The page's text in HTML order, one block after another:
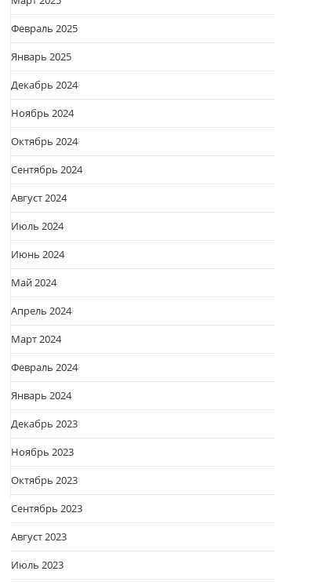
Февраль 2025
Январь 2025
Декабрь 2024
Ноябрь 2024
Октябрь 2024
Сентябрь 2024
Август 2024
Июль 2024
Июнь 2024
Май 2024
Апрель 2024
Март 2024
Февраль 2024
Январь 2024
Декабрь 2023
Ноябрь 2023
Октябрь 2023
Сентябрь 2023
Август 2023
Июль 2023